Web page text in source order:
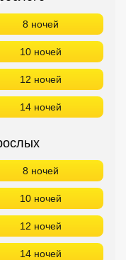
8 ночей
10 ночей
12 ночей
14 ночей
8 ночей
10 ночей
12 ночей
14 ночей